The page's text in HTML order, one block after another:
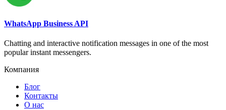
WhatsApp Business API
Chatting and interactive notification messages in one of the most
popular instant messengers.
Компания
Блог
Контакты
О нас